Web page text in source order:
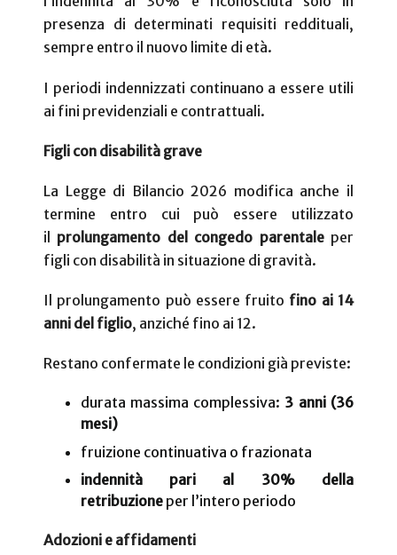
presenza di determinati requisiti reddituali,
sempre entro il nuovo limite di età.
I periodi indennizzati continuano a essere utili
ai fini previdenziali e contrattuali.
Figli con disabilità grave
La Legge di Bilancio 2026 modifica anche il
termine entro cui può essere utilizzato
il prolungamento del congedo parentaleper
figli con disabilità in situazione di gravità.
Il prolungamento può essere fruito fino ai 14
anni del figlio, anziché fino ai 12.
Restano confermate le condizioni già previste:
durata massima complessiva: 3 anni (36
mesi)
fruizione continuativa o frazionata
indennità pari al 30% della
retribuzioneper l’intero periodo
Adozioni e affidamenti